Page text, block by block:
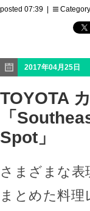
posted 07:39 |
2017年04月25日
TOYOTA
「
Spot」
さまざまな
まとめた料